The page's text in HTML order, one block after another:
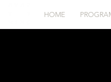
HOME